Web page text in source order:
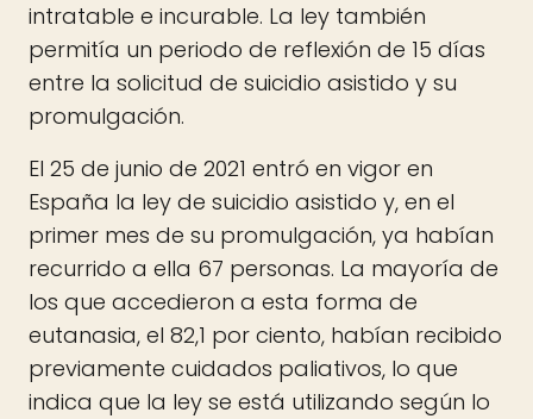
intratable e incurable. La ley también
permitía un periodo de reflexión de 15 días
entre la solicitud de suicidio asistido y su
promulgación.
El 25 de junio de 2021 entró en vigor en
España la ley de suicidio asistido y, en el
primer mes de su promulgación, ya habían
recurrido a ella 67 personas. La mayoría de
los que accedieron a esta forma de
eutanasia, el 82,1 por ciento, habían recibido
previamente cuidados paliativos, lo que
indica que la ley se está utilizando según lo